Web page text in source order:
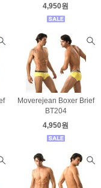
4,950원
Moverejean Boxer Brief
BT204
4,950원